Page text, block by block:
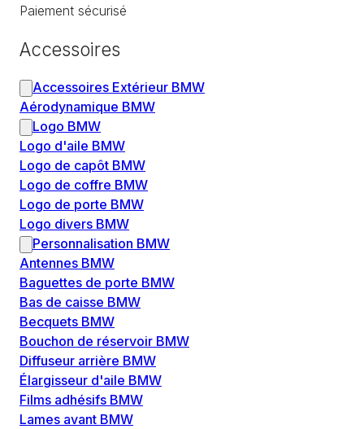
Paiement sécurisé
Accessoires
Accessoires Extérieur BMW
Aérodynamique BMW
Logo BMW
Logo d'aile BMW
Logo de capôt BMW
Logo de coffre BMW
Logo de porte BMW
Logo divers BMW
Personnalisation BMW
Antennes BMW
Baguettes de porte BMW
Bas de caisse BMW
Becquets BMW
Bouchon de réservoir BMW
Diffuseur arrière BMW
Élargisseur d'aile BMW
Films adhésifs BMW
Lames avant BMW